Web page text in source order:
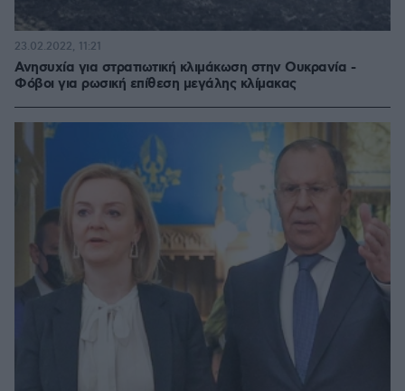
Ανησυχία για στρατιωτική κλιμάκωση στην Ουκρανία -
Φόβοι για ρωσική επίθεση μεγάλης κλίμακας
23.02.2022, 11:21